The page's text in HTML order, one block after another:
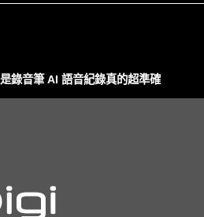
錄音筆 AI 語音紀錄真的超準確